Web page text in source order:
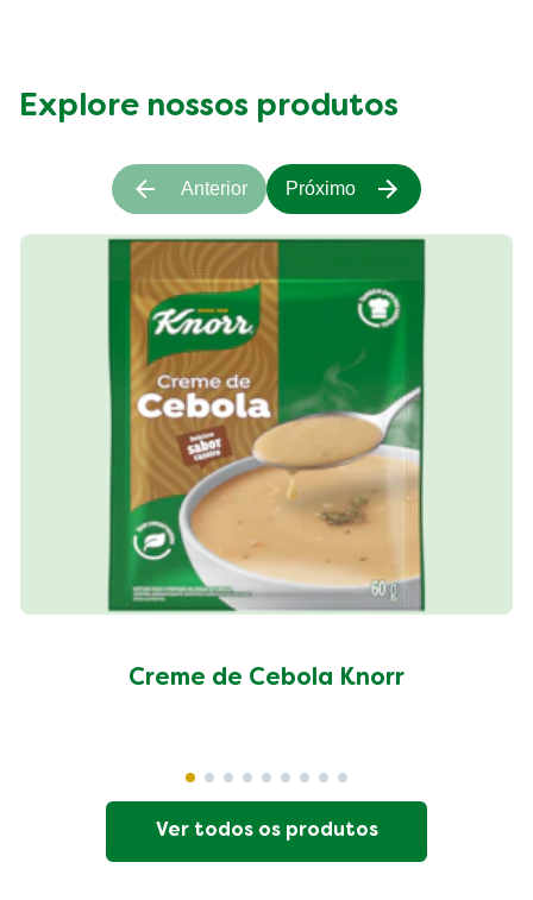
Explore nossos produtos
Creme de Cebola Knorr
Anterior Próximo
Ver todos os produtos